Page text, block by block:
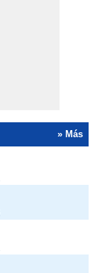
» Más